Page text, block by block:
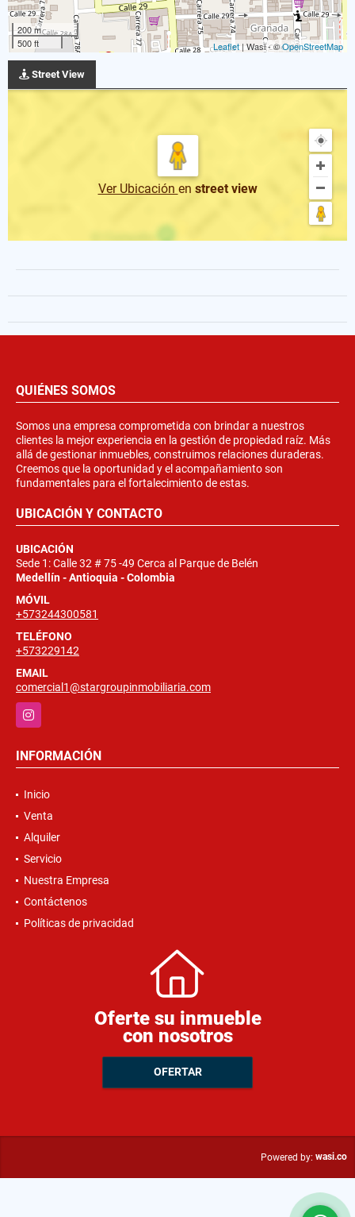
200 m
500 ft
Leaflet | Wasi - ©OpenStreetMap
Street View
Ver Ubicación en street view
QUIÉNES SOMOS
Somos una empresa comprometida con brindar a nuestros
clientes la mejor experiencia en la gestión de propiedad raíz. Más
allá de gestionar inmuebles, construimos relaciones duraderas.
Creemos que la oportunidad y el acompañamiento son
fundamentales para el fortalecimiento de estas.
UBICACIÓN Y CONTACTO
UBICACIÓN
Sede 1: Calle 32 # 75 -49 Cerca al Parque de Belén
Medellín - Antioquia - Colombia
MÓVIL
+573244300581
TELÉFONO
+573229142
EMAIL
comercial1@stargroupinmobiliaria.com
Instagram
INFORMACIÓN
Inicio
Venta
Alquiler
Servicio
Nuestra Empresa
Contáctenos
Políticas de privacidad
Oferte su inmueble
con nosotros
OFERTAR
Powered by: wasi.co